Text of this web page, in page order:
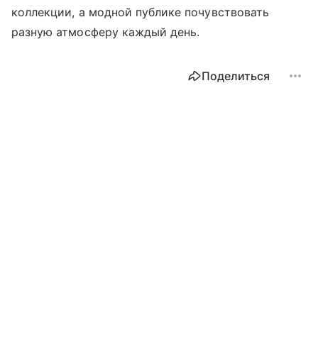
коллекции, а модной публике почувствовать
разную атмосферу каждый день.
Поделиться